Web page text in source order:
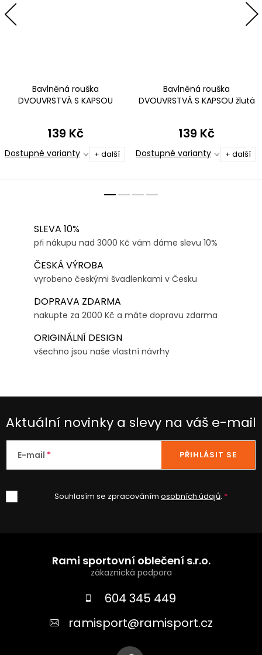
Bavlněná rouška
DVOUVRSTVÁ S KAPSOU
POUŽITÍ
139 Kč
Dostupné varianty + další
Bavlněná rouška
DVOUVRSTVÁ S KAPSOU žlutá
139 Kč
Dostupné varianty + další
SLEVA 10%
při nákupu nad 3000 Kč vám dáme slevu 10%
ČESKÁ VÝROBA
vyrobeno českými švadlenkami v Česku
DOPRAVA ZDARMA
nakupte za 2000 Kč a máte dopravu zdarma
ORIGINÁLNÍ DESIGN
všechno jsou naše vlastní návrhy
Aktuální novinky a slevy na váš e-mail
E-mail
Souhlasím se zpracováním osobních údajů.
PŘIHLÁSIT SE
Rami sportovní oblečení s.r.o.
604 345 449
ramisport@ramisport.cz